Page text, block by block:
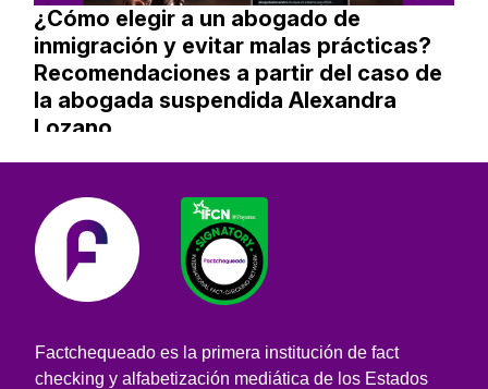
¿Cómo elegir a un abogado de
inmigración y evitar malas prácticas?
Recomendaciones a partir del caso de
la abogada suspendida Alexandra
Lozano
Factchequeado es la primera institución de fact
checking y alfabetización mediática de los Estados